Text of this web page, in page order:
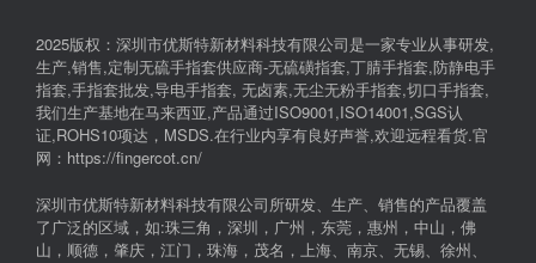
2025版权：深圳市优斯特新材料科技有限公司是一家专业从事研发,
生产,销售,定制无硫手指套供应商-无硫磺指套,丁腈手指套,防静电手
指套,手指套批发,导电手指套, 无卤素,无尘无粉手指套,切口手指套,
我们生产基地在马来西亚,产品通过ISO9001,ISO14001,SGS认
证,ROHS10项达，MSDS.在行业内享有良好声誉,欢迎远程看货.官
网：https://fingercot.cn/
深圳市优斯特新材料科技有限公司所研发、生产、销售的产品覆盖
了广泛的区域，如:珠三角，深圳，广州，东莞，惠州，中山，佛
山，顺德，肇庆，江门，珠海，茂名，上海、南京、无锡、徐州、